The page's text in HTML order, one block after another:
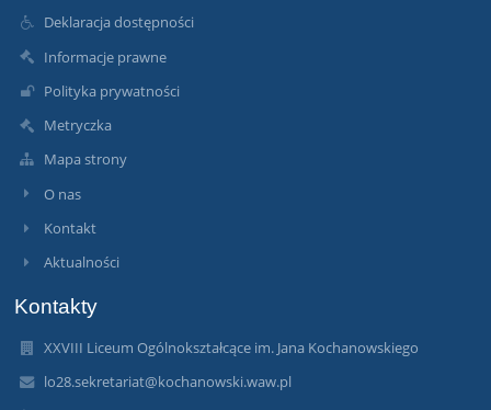
Deklaracja dostępności
Informacje prawne
Polityka prywatności
Metryczka
Mapa strony
O nas
Kontakt
Aktualności
Kontakty
XXVIII Liceum Ogólnokształcące im. Jana Kochanowskiego
lo28.sekretariat@kochanowski.waw.pl